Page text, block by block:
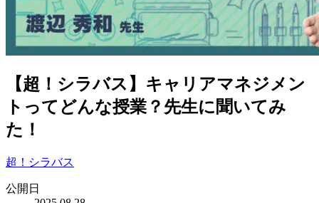
【超！シラバス】キャリアマネジメン
トってどんな授業？先生に聞いてみ
た！
超！シラバス
公開日